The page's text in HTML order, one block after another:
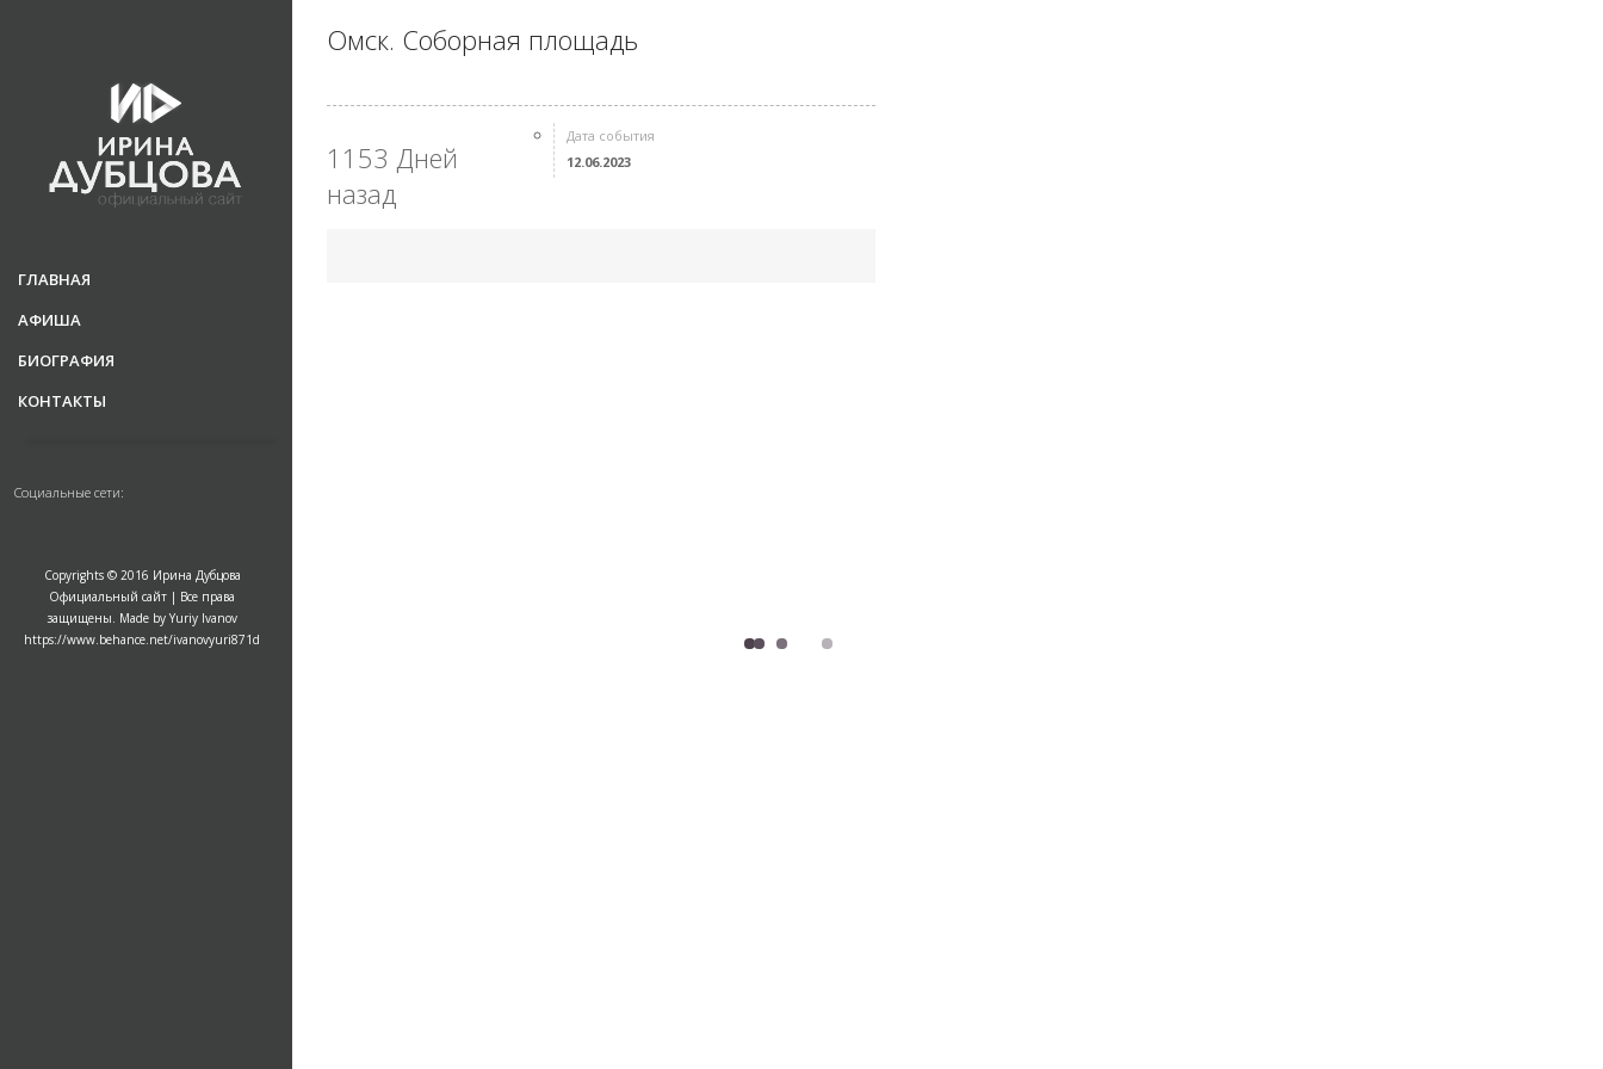
ГЛАВНАЯ
АФИША
БИОГРАФИЯ
КОНТАКТЫ
Социальные сети:
Copyrights © 2016 Ирина Дубцова
Официальный сайт | Все права
защищены. Made by Yuriy Ivanov
https://www.behance.net/ivanovyuri871d
Омск. Соборная площадь
1153 Дней
назад
Дата события
12.06.2023